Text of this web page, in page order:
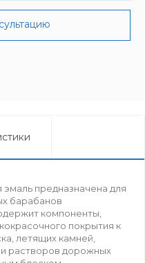
предназначена для
барабанов
компоненты,
покрытия к
летящих камней,
растворов дорожных